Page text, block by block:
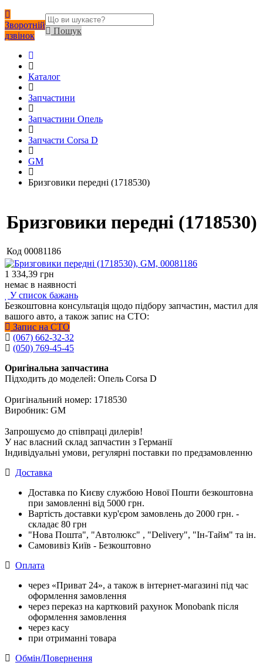
Зворотній
дзвінок
Пошук
Каталог
Запчастини
Запчастини Опель
Запчасти Corsa D
GM
Бризговики передні (1718530)
Бризговики передні (1718530)
Код 00081186
1 334,39 грн
немає в наявності
У список бажань
Безкоштовна консультація щодо підбору запчастин, мастил для
вашого авто, а також запис на СТО:
Запис на СТО
(067) 662-32-32
(050) 769-45-45
Оригінальна запчастина
Підходить до моделей: Опель Corsa D
Оригінальний номер: 1718530
Виробник: GM
Запрошуємо до співпраці дилерів!
У нас власний склад запчастин з Германії
Індивідуальні умови, регулярні поставки по предзамовленню
Доставка
Доставка по Києву службою Нової Пошти безкоштовна
при замовленні від 5000 грн.
Вартість доставки кур'єром замовлень до 2000 грн. -
складає 80 грн
"Нова Пошта", "Автолюкс" , "Delivery", "Iн-Тайм" та ін.
Самовивіз Київ - Безкоштовно
Оплата
через «Приват 24», а також в інтернет-магазині під час
оформлення замовлення
через переказ на картковий рахунок Monobank після
оформлення замовлення
через касу
при отриманні товара
Обмін/Повернення